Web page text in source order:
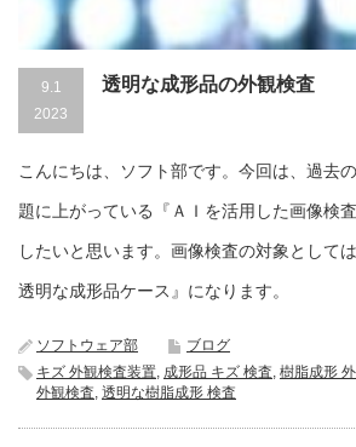
9.1
2023
透明な成形品の外観検査
こんにちは、ソフト部です。今回は、過去
題に上がっている『ＡＩを活用した画像検
したいと思います。画像検査の対象として
透明な成形品ケース』になります。
ソフトウェア部
ブログ
キズ 外観検査装置, 成形品 キズ 検査, 樹脂成形
外観検査, 透明な樹脂成形 検査